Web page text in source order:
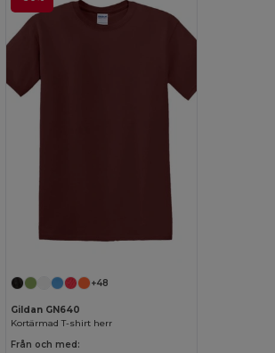
Anpassa det!
+48
Gildan GN640
Kortärmad T-shirt herr
Från och med: